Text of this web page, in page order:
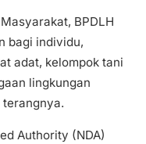
BPDLH
bagi individu,
adat, kelompok tani
lingkungan
terangnya.
Authority (NDA)